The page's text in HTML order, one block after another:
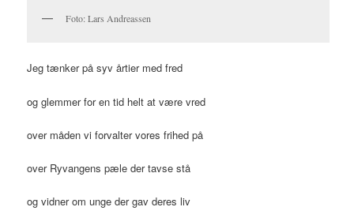
Foto: Lars Andreassen
Jeg tænker på syv årtier med fred
og glemmer for en tid helt at være vred
over måden vi forvalter vores frihed på
over Ryvangens pæle der tavse stå
og vidner om unge der gav deres liv